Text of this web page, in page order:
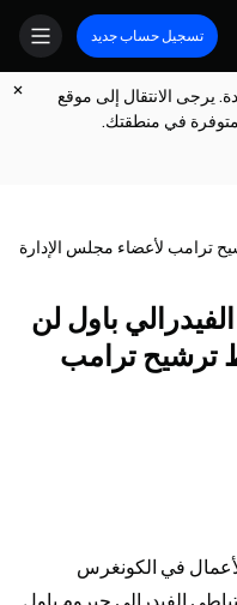
تسجيل حساب جديد
يرجى الانتقال إلى موقع
في منطقتك.
ترامب لأعضاء مجلس الإدارة
باول لن
ترشيح ترامب